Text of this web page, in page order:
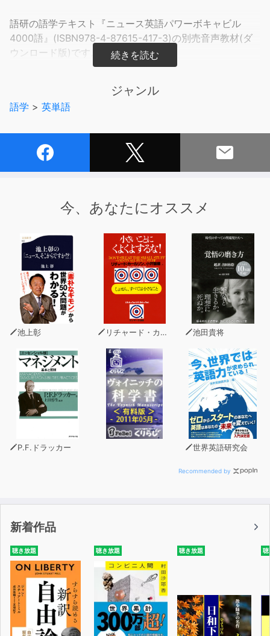
語研の語学テキスト『ニュース英語パワーボキャビル
4000語』(ISBN978-4-87615-417-3)の別売音声教材(ダ
ウンロード版)です。
テキスト(別売)の「世界のメディアから」収録の例文(英
字/英語のみ)が、米国人ネイティブ・スピーカーによって
自然な速さで吹き込まれています。
<ご注意>音声以外のデータは収録されておりません。
ジャンル
語学 > 英単語
今、あなたにオススメ
池上彰 リチャード・カールソン 池田貴将
P.F.ドラッカー 世界英語研究会
Recommended by
新着作品
聴き放題 聴き放題 聴き放題 聴